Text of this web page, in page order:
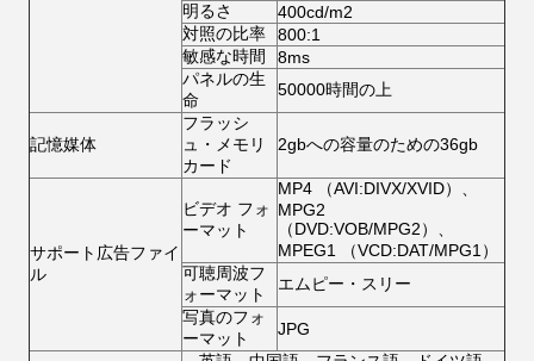
明るさ
400cd/m2
対照の比率
800:1
敏感な時間
8ms
パネルの生
命
50000時間の上
記憶媒体
フラッシ
ュ・メモリ
カード
2gbへの容量のための36gb
サポート広告ファイ
ル
ビデオ フォ
ーマット
MP4 （AVI:DIVX/XVID）、
MPG2
（DVD:VOB/MPG2）、
MPEG1 （VCD:DAT/MPG1）
可聴周波フ
ォーマット
エムピー・スリー
写真のフォ
ーマット
JPG